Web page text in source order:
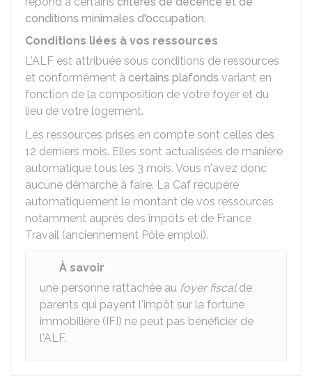
conditions minimales d'occupation.
Conditions liées à vos ressources
L'ALF est attribuée sous conditions de ressources
et conformément à certains plafonds variant en
fonction de la composition de votre foyer et du
lieu de votre logement.
Les ressources prises en compte sont celles des
12 derniers mois. Elles sont actualisées de manière
automatique tous les 3 mois. Vous n'avez donc
aucune démarche à faire. La Caf récupère
automatiquement le montant de vos ressources
notamment auprès des impôts et de France
Travail (anciennement Pôle emploi).
À savoir
une personne rattachée au foyer fiscalde
parents qui payent l'impôt sur la fortune
immobilière (IFI) ne peut pas bénéficier de
l'ALF.